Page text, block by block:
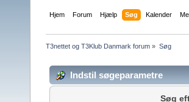
Hjem Forum Hjælp Søg Kalender
T3nettet og T3Klub Danmark forum » Søg
Indstil søgeparametre
Søg